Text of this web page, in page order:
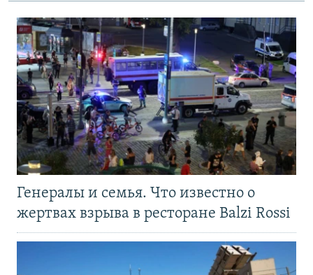
Генералы и семья. Что известно о
жертвах взрыва в ресторане Balzi Rossi